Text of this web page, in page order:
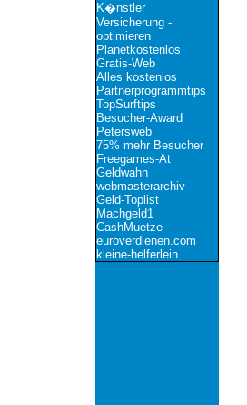
K�nstler
Versicherung -
optimieren
Planetkostenlos
Gratis-Web
Alles kostenlos
Partnerprogrammtips
TopSurftips
Besucher-Award
Petersweb
75% mehr Besucher
Freegames-At
Geldwahn
webmasterarchiv
Geld-Toplist
Machgeld1
CashMuetze
euroverdienen.com
kleine-helferlein